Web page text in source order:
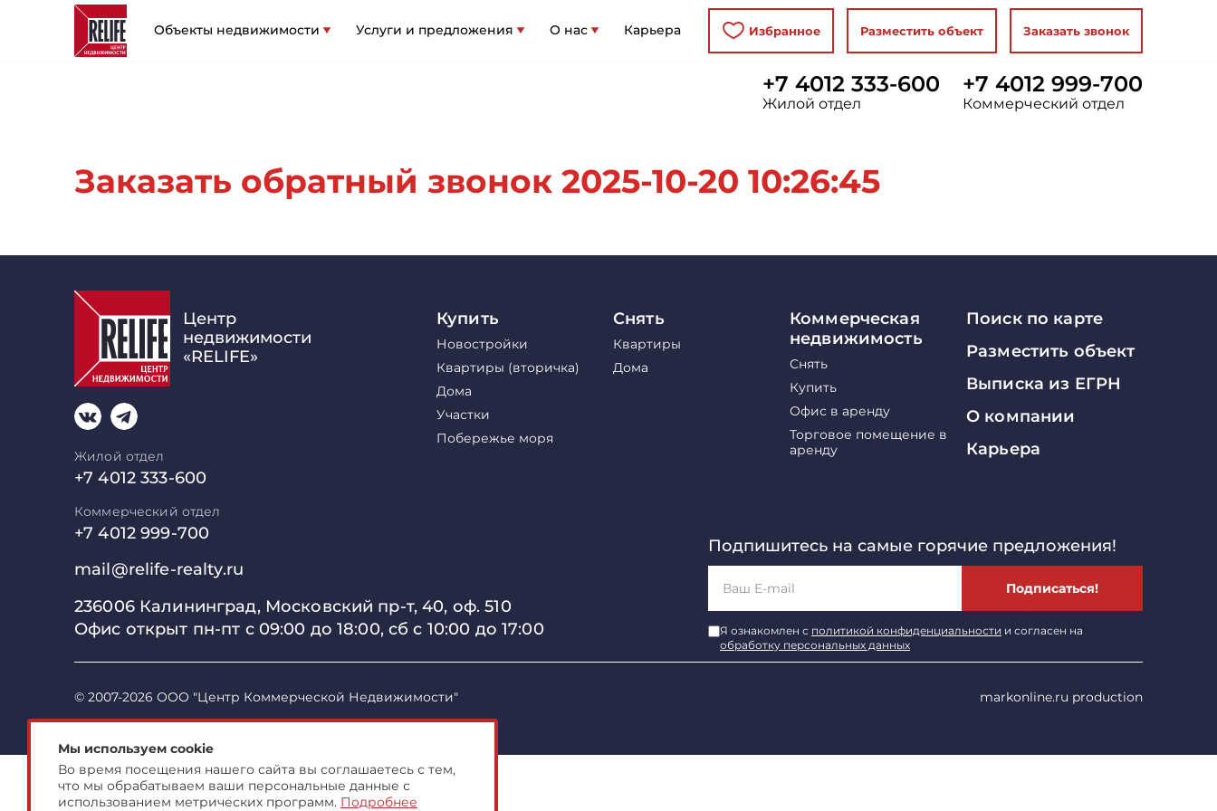
Объекты недвижимости Услуги и предложения О нас Карьера Избранное Разместить объект Заказать звонок
+7 4012 333-600
Жилой отдел
+7 4012 999-700
Коммерческий отдел
Заказать обратный звонок 2025-10-20 10:26:45
Центр
недвижимости
«RELIFE»
Жилой отдел
+7 4012 333-600
Коммерческий отдел
+7 4012 999-700
mail@relife-realty.ru
236006 Калининград, Московский пр-т, 40, оф. 510
Офис открыт пн-пт с 09:00 до18:00, сб с 10:00 до 17:00
Купить
Новостройки
Квартиры (вторичка)
Дома
Участки
Побережье моря
Снять
Квартиры
Дома
Коммерческая
недвижимость
Снять
Купить
Офис в аренду
Торговое помещение в
аренду
Поиск по карте
Разместить объект
Выписка из ЕГРН
О компании
Карьера
© 2007-2026 ООО "Центр Коммерческой Недвижимости" markonline.ru production
Подпишитесь на самые горячие предложения!
Подписаться!
Я ознакомлен с политикой конфиденциальности и согласен на
обработку персональных данных
Мы используем cookie
Во время посещения нашего сайта вы соглашаетесь с тем,
что мы обрабатываем ваши персональные данные с
использованием метрических программ. Подробнее